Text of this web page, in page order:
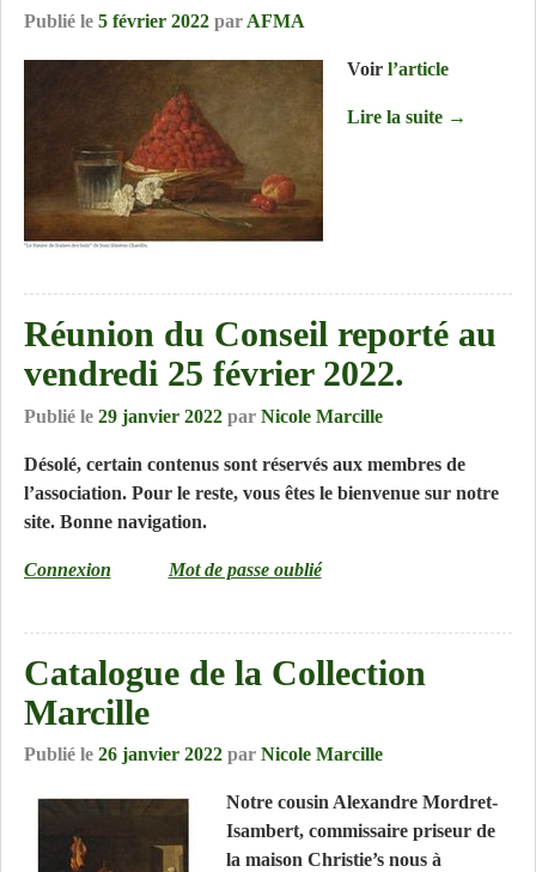
Publié le 5 février 2022 par AFMA
Voir l’article
Lire la suite →
Réunion du Conseil reporté au
vendredi 25 février 2022.
Publié le 29 janvier 2022 par Nicole Marcille
Désolé, certain contenus sont réservés aux membres de
l’association. Pour le reste, vous êtes le bienvenue sur notre
site. Bonne navigation.
Connexion Mot de passe oublié
Catalogue de la Collection
Marcille
Publié le 26 janvier 2022 par Nicole Marcille
Notre cousin Alexandre Mordret-
Isambert, commissaire priseur de
la maison Christie’s nous à